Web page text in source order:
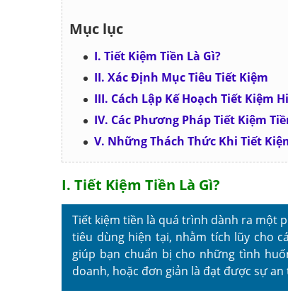
Mục lục
I. Tiết Kiệm Tiền Là Gì?
II. Xác Định Mục Tiêu Tiết Kiệm
III. Cách Lập Kế Hoạch Tiết Kiệm
IV. Các Phương Pháp Tiết Kiệm
V. Những Thách Thức Khi Tiết
I. Tiết Kiệm Tiền Là Gì?
Tiết kiệm tiền là quá trình dành ra một
tiêu dùng hiện tại, nhằm tích lũy cho
giúp bạn chuẩn bị cho những tình
doanh, hoặc đơn giản là đạt được sự